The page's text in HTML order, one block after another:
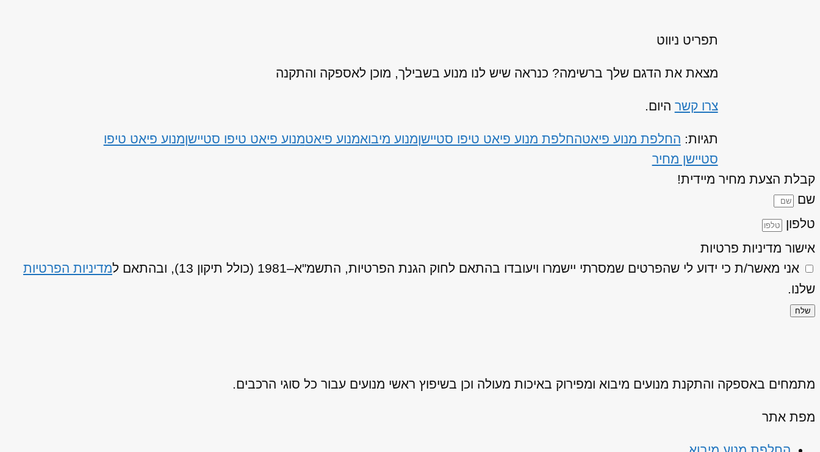
תפריט ניווט
מצאת את הדגם שלך ברשימה? כנראה שיש לנו מנוע בשבילך, מוכן לאספקה והתקנה
צרו קשר היום.
תגיות: החלפת מנוע פיאטהחלפת מנוע פיאט טיפו סטיישןמנוע מיבואמנוע פיאטמנוע פיאט טיפו סטיישןמנוע פיאט טיפו
סטיישן מחיר
קבלת הצעת מחיר מיידית!
שם
טלפון
אישור מדיניות פרטיות
אני מאשר/ת כי ידוע לי שהפרטים שמסרתי יישמרו ויעובדו בהתאם לחוק הגנת הפרטיות, התשמ"א–1981 (כולל תיקון 13), ובהתאם ל
מדיניות הפרטיות
שלנו.
שלח
מתמחים באספקה והתקנת מנועים מיבוא ומפירוק באיכות מעולה וכן בשיפוץ ראשי מנועים עבור כל סוגי הרכבים.
מפת אתר